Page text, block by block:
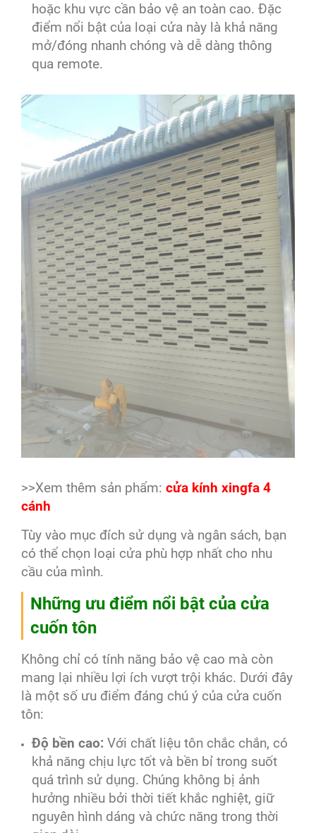
hoặc khu vực cần bảo vệ an toàn cao. Đặc
điểm nổi bật của loại cửa này là khả năng
mở/đóng nhanh chóng và dễ dàng thông
qua remote.
>>Xem thêm sản phẩm: cửa kính xingfa 4
cánh
Tùy vào mục đích sử dụng và ngân sách, bạn
có thể chọn loại cửa phù hợp nhất cho nhu
cầu của mình.
Những ưu điểm nổi bật của cửa
cuốn tôn
Không chỉ có tính năng bảo vệ cao mà còn
mang lại nhiều lợi ích vượt trội khác. Dưới đây
là một số ưu điểm đáng chú ý của cửa cuốn
tôn:
Độ bền cao: Với chất liệu tôn chắc chắn, có
khả năng chịu lực tốt và bền bỉ trong suốt
quá trình sử dụng. Chúng không bị ảnh
hưởng nhiều bởi thời tiết khắc nghiệt, giữ
nguyên hình dáng và chức năng trong thời